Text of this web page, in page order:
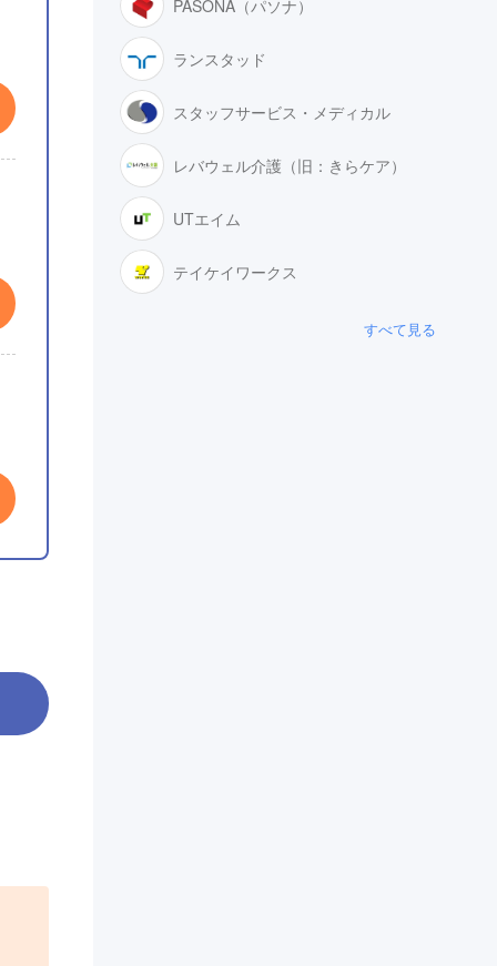
PASONA（パソナ）
ランスタッド
スタッフサービス・メディカル
レバウェル介護（旧：きらケア）
UTエイム
テイケイワークス
すべて見る